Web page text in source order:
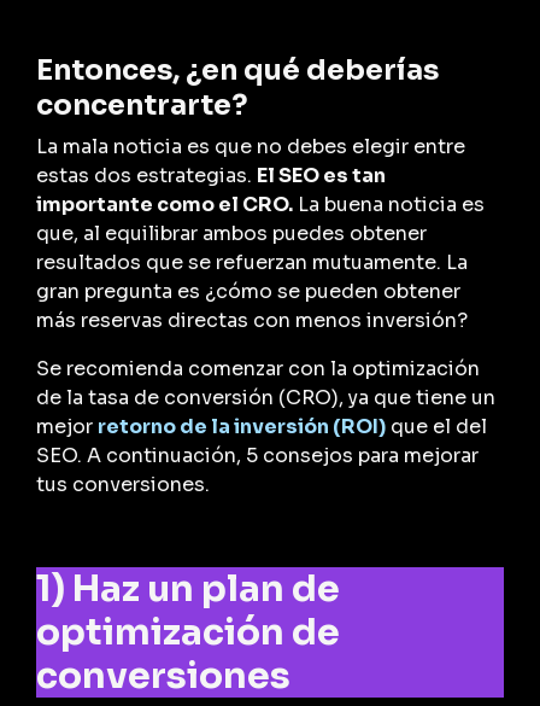
Entonces, ¿en qué deberías
concentrarte?
La mala noticia es que no debes elegir entre
estas dos estrategias. El SEO es tan
importante como el CRO. La buena noticia es
que, al equilibrar ambos puedes obtener
resultados que se refuerzan mutuamente. La
gran pregunta es ¿cómo se pueden obtener
más reservas directas con menos inversión?
Se recomienda comenzar con la optimización
de la tasa de conversión (CRO), ya que tiene un
mejor retorno de la inversión (ROI) que el del
SEO. A continuación, 5 consejos para mejorar
tus conversiones.
1) Haz un plan de
optimización de
conversiones